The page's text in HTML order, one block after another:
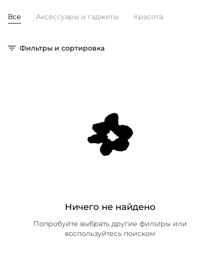
Все Аксессуары и гаджеты Красота
Фильтры и сортировка
Ничего не найдено
Попробуйте выбрать другие фильтры или
воспользуйтесь поиском